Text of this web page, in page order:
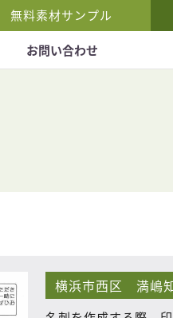
無料素材サンプル
お問い合わせ
横浜市西区 満嶋